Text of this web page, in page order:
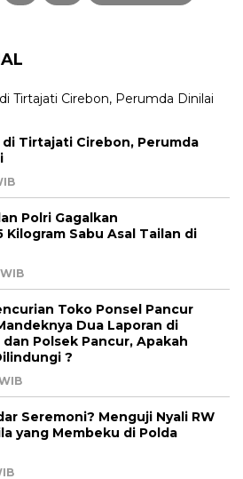
di Tirtajati Cirebon, Perumda
Polri Gagalkan
Kilogram Sabu Asal Tailan di
Toko Ponsel Pancur
Dua Laporan di
Polsek Pancur, Apakah
?
Seremoni? Menguji Nyali RW
yang Membeku di Polda